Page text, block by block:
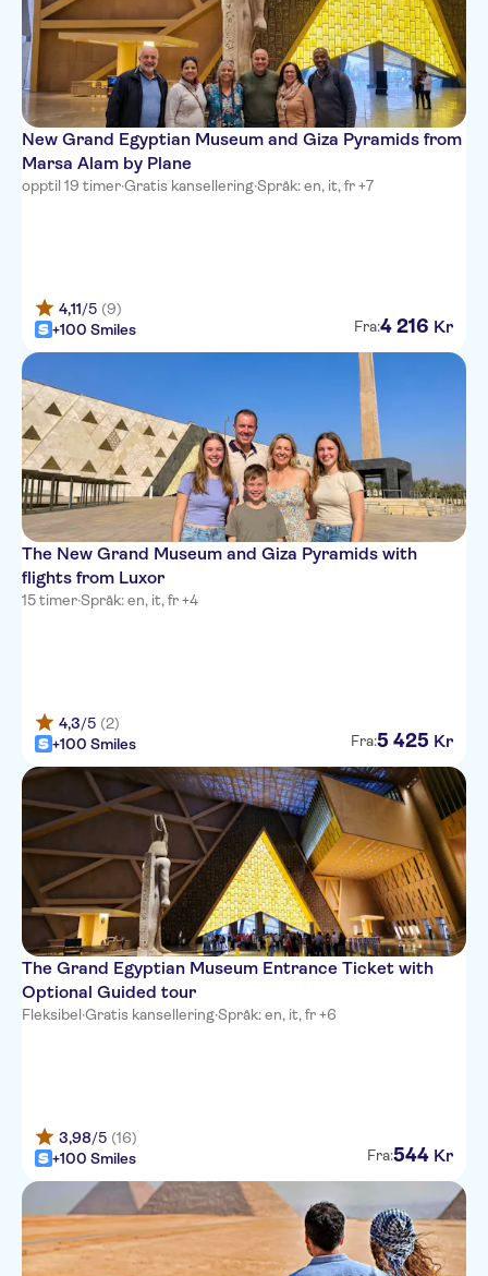
New Grand Egyptian Museum and Giza Pyramids from
Marsa Alam by Plane
opptil 19 timer·Gratis kansellering·Språk: en, it, fr +7
4,11/5 (9)
+100 Smiles
Fra:4 216 Kr
The New Grand Museum and Giza Pyramids with
flights from Luxor
15 timer·Språk: en, it, fr +4
4,3/5 (2)
+100 Smiles
Fra:5 425 Kr
The Grand Egyptian Museum Entrance Ticket with
Optional Guided tour
Fleksibel·Gratis kansellering·Språk: en, it, fr +6
3,98/5 (16)
+100 Smiles
Fra:544 Kr